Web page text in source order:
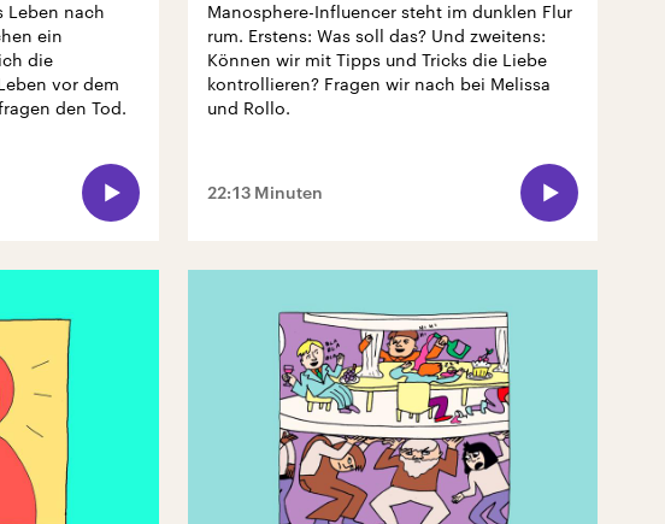
Leben nach
ein
die
vor dem
den Tod.
Manosphere-Influencer steht im dunklen Flur
rum. Erstens: Was soll das? Und zweitens:
Können wir mit Tipps und Tricks die Liebe
kontrollieren? Fragen wir nach bei Melissa
und Rollo.
22:13 Minuten